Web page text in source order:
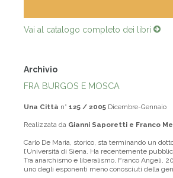
Vai al catalogo completo dei libri
Archivio
FRA BURGOS E MOSCA
Una Città n° 125 / 2005 Dicembre-Gennaio
Realizzata da Gianni Saporetti e Franco
Carlo De Maria, storico, sta terminando un
l’Università di Siena. Ha recentemente
Tra anarchismo e liberalismo, Franco Angeli,
uno degli esponenti meno conosciuti della